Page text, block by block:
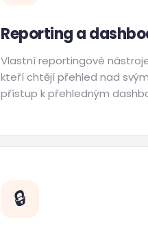
Reporting a
Vlastní reportingové
kteří chtějí přehled nad
přístup k přehledným
🔒